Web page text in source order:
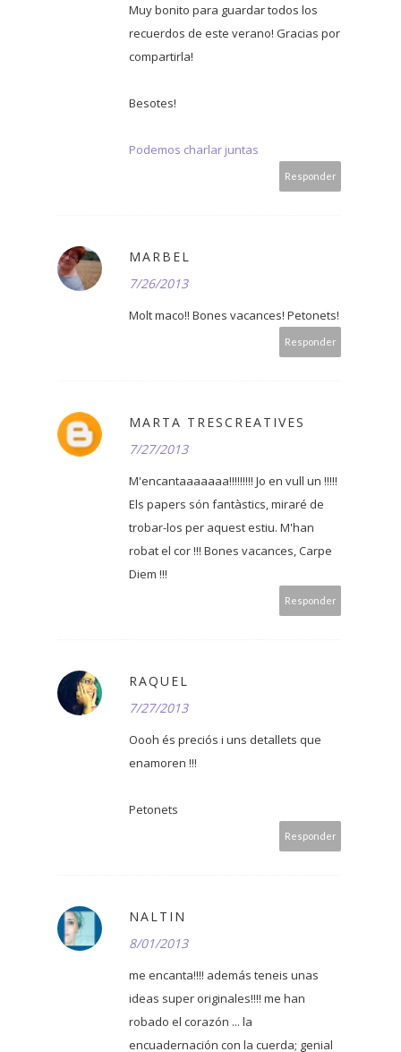
Muy bonito para guardar todos los
recuerdos de este verano! Gracias por
compartirla!
Besotes!
Podemos charlar juntas
Responder
MARBEL
7/26/2013
Molt maco!! Bones vacances! Petonets!
Responder
MARTA TRESCREATIVES
7/27/2013
M'encantaaaaaaa!!!!!!!!! Jo en vull un !!!!!
Els papers són fantàstics, miraré de
trobar-los per aquest estiu. M'han
robat el cor !!! Bones vacances, Carpe
Diem !!!
Responder
RAQUEL
7/27/2013
Oooh és preciós i uns detallets que
enamoren !!!
Petonets
Responder
NALTIN
8/01/2013
me encanta!!!! además teneis unas
ideas super originales!!!! me han
robado el corazón ... la
encuadernación con la cuerda; genial